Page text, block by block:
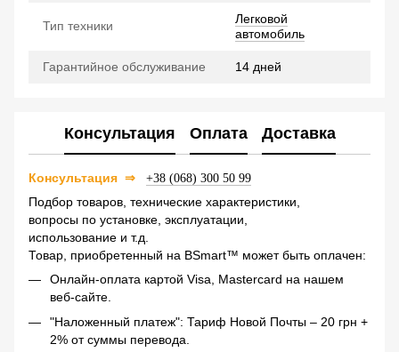
Тип техники
Легковой
автомобиль
Гарантийное обслуживание 14 дней
Консультация Оплата Доставка
Консультация ⇒ +38 (068) 300 50 99
Подбор товаров, технические характеристики,
вопросы по установке, эксплуатации,
использование и т.д.
Товар, приобретенный на BSmart™ может быть оплачен:
Онлайн-оплата картой Visa, Mastercard на нашем
веб-сайте.
"Наложенный платеж": Тариф Новой Почты – 20 грн +
2% от суммы перевода.